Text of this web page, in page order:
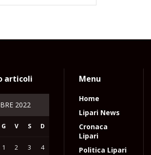
articoli
2022
G V S D
1 2 3 4
Menu
Home
Lipari News
Cronaca
Lipari
Politica Lipari